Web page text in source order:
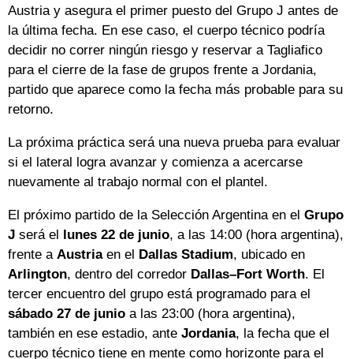
Austria y asegura el primer puesto del Grupo J antes de
la última fecha. En ese caso, el cuerpo técnico podría
decidir no correr ningún riesgo y reservar a Tagliafico
para el cierre de la fase de grupos frente a Jordania,
partido que aparece como la fecha más probable para su
retorno.
La próxima práctica será una nueva prueba para evaluar
si el lateral logra avanzar y comienza a acercarse
nuevamente al trabajo normal con el plantel.
El próximo partido de la Selección Argentina en el Grupo
J será el lunes 22 de junio, a las 14:00 (hora argentina),
frente a Austriaen el Dallas Stadium, ubicado en
Arlington, dentro del corredor Dallas–Fort Worth. El
tercer encuentro del grupo está programado para el
sábado 27 de junio a las 23:00 (hora argentina),
también en ese estadio, ante Jordania, la fecha que el
cuerpo técnico tiene en mente como horizonte para el